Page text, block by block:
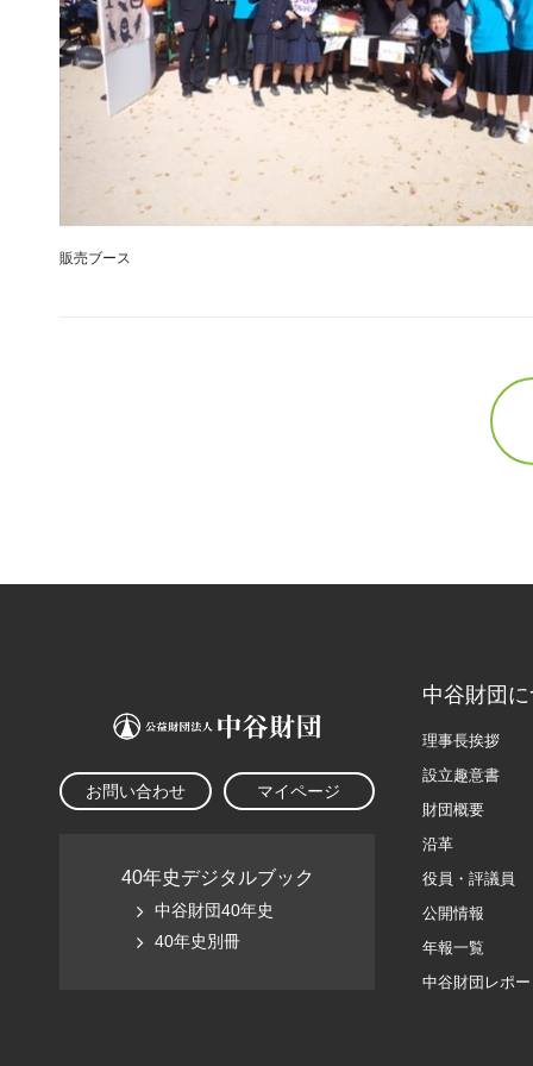
販売ブース
お問い合わせ マイページ
40年史デジタルブック
中谷財団40年史
40年史別冊
中谷財団に
理事長挨拶
設立趣意書
財団概要
沿革
役員・評議員
公開情報
年報一覧
中谷財団レポ